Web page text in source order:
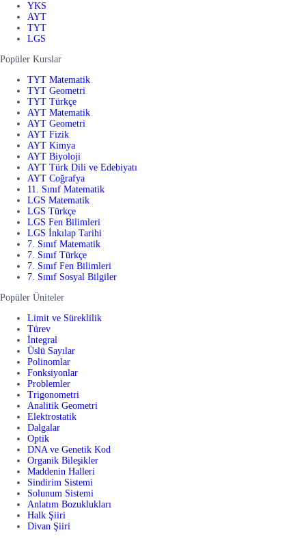
YKS
AYT
TYT
LGS
Popüler Kurslar
TYT Matematik
TYT Geometri
TYT Türkçe
AYT Matematik
AYT Geometri
AYT Fizik
AYT Kimya
AYT Biyoloji
AYT Türk Dili ve Edebiyatı
AYT Coğrafya
11. Sınıf Matematik
LGS Matematik
LGS Türkçe
LGS Fen Bilimleri
LGS İnkılap Tarihi
7. Sınıf Matematik
7. Sınıf Türkçe
7. Sınıf Fen Bilimleri
7. Sınıf Sosyal Bilgiler
Popüler Üniteler
Limit ve Süreklilik
Türev
İntegral
Üslü Sayılar
Polinomlar
Fonksiyonlar
Problemler
Trigonometri
Analitik Geometri
Elektrostatik
Dalgalar
Optik
DNA ve Genetik Kod
Organik Bileşikler
Maddenin Halleri
Sindirim Sistemi
Solunum Sistemi
Anlatım Bozuklukları
Halk Şiiri
Divan Şiiri